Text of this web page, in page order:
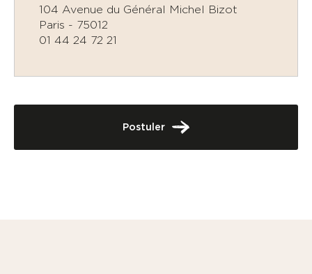
LE GROUPE
VOIR LES OFFRES
104 Avenue du Général Michel Bizot
Paris - 75012
01 44 24 72 21
Postuler